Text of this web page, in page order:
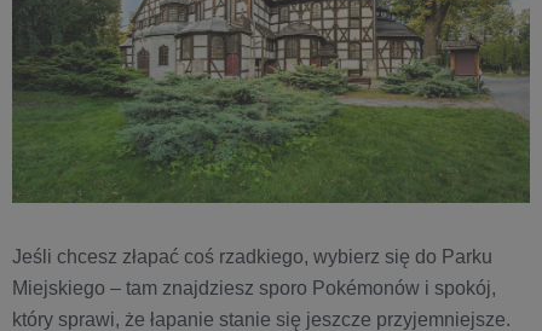
Jeśli chcesz złapać coś rzadkiego, wybierz się do Parku
Miejskiego – tam znajdziesz sporo Pokémonów i spokój,
który sprawi, że łapanie stanie się jeszcze przyjemniejsze.